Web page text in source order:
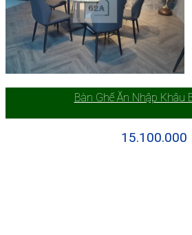
Bàn Ghế Ăn Nhập Khâu
15.100.000